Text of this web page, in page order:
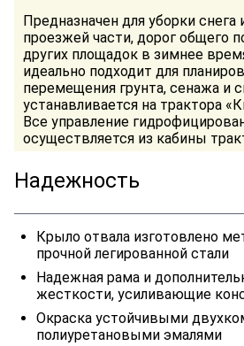
Предназначен для уборки снега
проезжей части, дорог общего
других площадок в зимнее
идеально подходит для
перемещения грунта, сенажа и
устанавливается на трактора
Все управление
осуществляется из кабины
Надежность
Крыло отвала изготовлено
прочной легированной стали
Надежная рама и
жесткости, усиливающие
Окраска устойчивыми
полиуретановыми эмалями